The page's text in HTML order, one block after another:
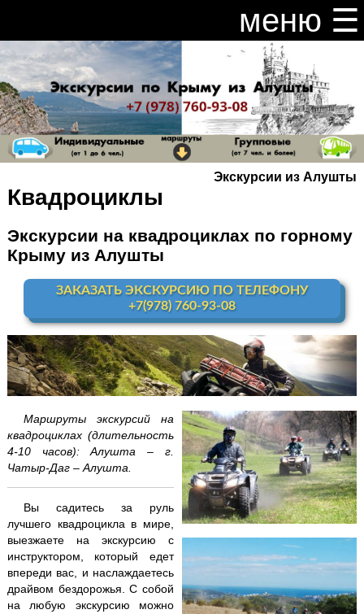
меню ☰
закрыть меню ×
Расписание и цены на экскурсии 2026
Индивидуальные экскурсии по Крыму
Видео канал Youtube
Алупка + Ай-Петри
Алупка Воронцовскийдворец
Премиум-тур
Аквапарк "Банановая республика"
Аквапарк в Симеизе
"Акватория" - театр морских животных
Балаклава "Затерянный мир"
Бахчисарай + Чуфут-Кале
Большой каньон Крыма
Волшебный ЮБК +теплоход
Экскурсии из Алушты
Квадроциклы
Экскурсии на квадроциклах по горному
Крыму из Алушты
ЗАКАЗАТЬ ЭКСКУРСИЮ ПО ТЕЛЕФОНУ
+7(978) 760-93-08
Маршруты экскурсий на
квадроциклах (длительность
4-10 часов): Алушта – г.
Чатыр-Даг – Алушта.
Вы садитесь за руль
лучшего квадроцикла в мире,
выезжаете на экскурсию с
инструктором, который едет
впереди вас, и наслаждаетесь
драйвом бездорожья. С собой
на любую экскурсию можно